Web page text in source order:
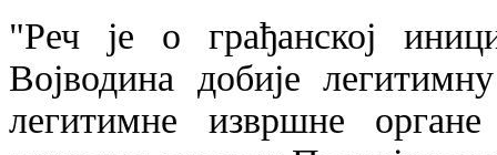
"Реч је о грађанској
Војводина добије
легитимне извршне